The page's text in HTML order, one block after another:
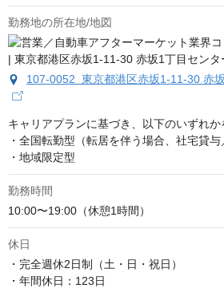
勤務地の所在地/地図
107-0052 東京都港区赤坂1-11-30 赤
キャリアプランに基づき、以下のいずれか
・全国転勤型（転居を伴う場合、社宅貸与
・地域限定型
勤務時間
10:00〜19:00（休憩1時間）
休日
・完全週休2日制（土・日・祝日）
・年間休日：123日